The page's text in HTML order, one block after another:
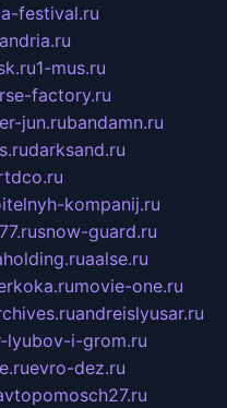
festival.ru
1-mus.ru
factory.ru
jun.rubandamn.ru
darksand.ru
kompanij.ru
snow-guard.ru
aalse.ru
movie-one.ru
andreislyusar.ru
lyubov-i-grom.ru
evro-dez.ru